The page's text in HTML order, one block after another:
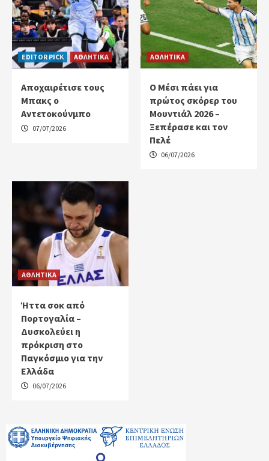
EDITOR PICK ΑΘΛΗΤΙΚΑ
Αποχαιρέτισε τους
Μπακς ο
Αντετοκούνμπο
07/07/2026
ΑΘΛΗΤΙΚΑ
Ο Μέσι πάει για
πρώτος σκόρερ του
Μουντιάλ 2026 –
Ξεπέρασε και τον
Πελέ
06/07/2026
ΑΘΛΗΤΙΚΑ
Ήττα σοκ από
Πορτογαλία –
Δυσκολεύει η
πρόκριση στο
Παγκόσμιο για την
Ελλάδα
06/07/2026